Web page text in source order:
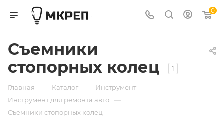
0
Съемники
стопорных колец
1
Главная — Каталог — Инструмент —
Инструмент для ремонта авто —
Съемники стопорных колец